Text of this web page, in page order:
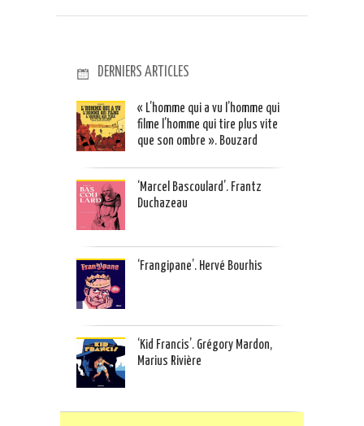
DERNIERS ARTICLES
« L’homme qui a vu l’homme qui
filme l’homme qui tire plus vite
que son ombre ». Bouzard
‘Marcel Bascoulard’. Frantz
Duchazeau
‘Frangipane’. Hervé Bourhis
‘Kid Francis’. Grégory Mardon,
Marius Rivière